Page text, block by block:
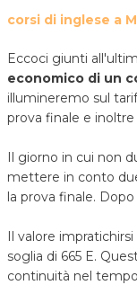
corsi di inglese a
Eccoci giunti
economico di un
illumineremo sul
prova finale e
Il giorno in cui non
mettere in conto
la prova finale.
Il valore
soglia di 665 E.
continuità nel